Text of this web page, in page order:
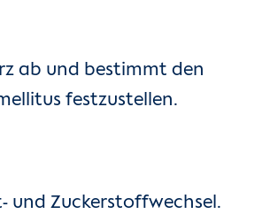
ab und bestimmt den
festzustellen.
und Zuckerstoffwechsel.